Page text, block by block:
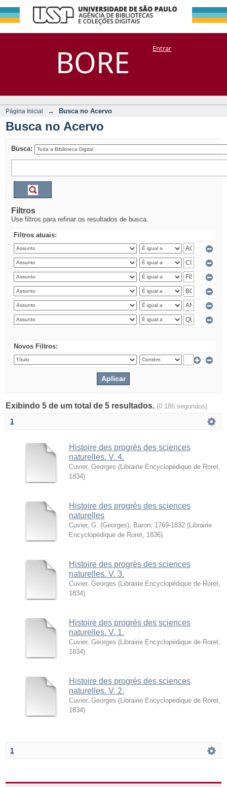
BORE
Busca no Acervo
DSpace/Manakin + CoriscoEntrar
Página Inicial → Busca no Acervo
Busca no Acervo
Busca:
Filtros
Use filtros para refinar os resultados de busca.
Filtros atuais:
Novos Filtros:
Exibindo 5 de um total de 5 resultados. (0.186 segundos)
1
Histoire des progrès des sciences
naturelles. V. 4.
Cuvier, Georges ( Librairie Encyclopédique de Roret
1834)
Histoire des progrès des sciences
naturelles
Cuvier, G. (Georges), Baron, 1769-1832 ( Librairie
Encyclopédique de Roret 1836)
Histoire des progrès des sciences
naturelles. V. 3.
Cuvier, Georges ( Librairie Encyclopédique de Roret
1834)
Histoire des progrès des sciences
naturelles. V. 1.
Cuvier, Georges ( Librairie Encyclopédique de Roret
1834)
Histoire des progrès des sciences
naturelles. V. 2.
Cuvier, Georges ( Librairie Encyclopédique de Roret
1834)
1